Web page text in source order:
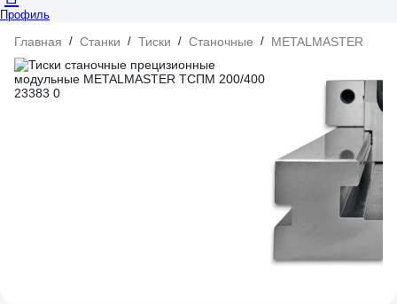
Профиль
Главная / Станки / Тиски / Станочные / METALMASTER